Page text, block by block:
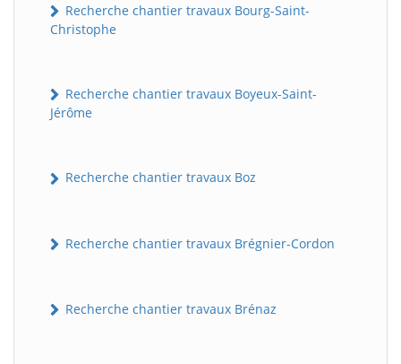
Recherche chantier travaux Bourg-Saint-
Christophe
Recherche chantier travaux Boyeux-Saint-
Jérôme
Recherche chantier travaux Boz
Recherche chantier travaux Brégnier-Cordon
Recherche chantier travaux Brénaz